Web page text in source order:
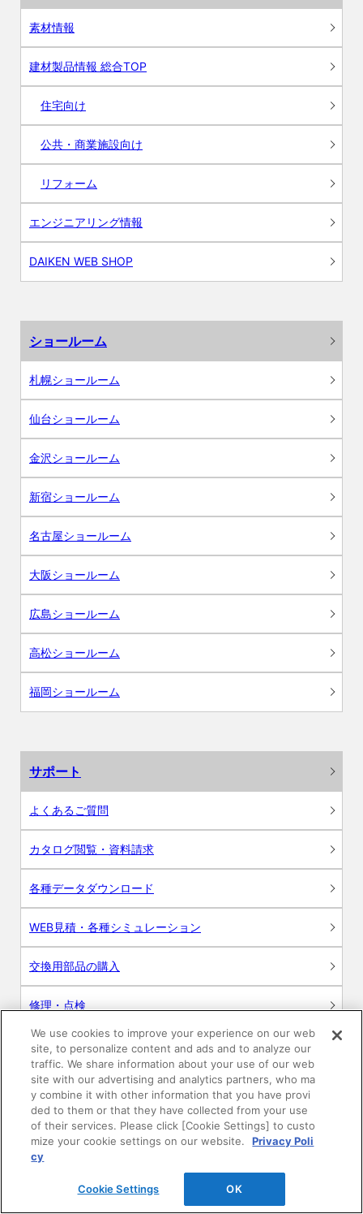
素材情報
建材製品情報 総合TOP
住宅向け
公共・商業施設向け
リフォーム
エンジニアリング情報
DAIKEN WEB SHOP
ショールーム
札幌ショールーム
仙台ショールーム
金沢ショールーム
新宿ショールーム
名古屋ショールーム
大阪ショールーム
広島ショールーム
高松ショールーム
福岡ショールーム
サポート
よくあるご質問
カタログ閲覧・資料請求
各種データダウンロード
WEB見積・各種シミュレーション
交換用部品の購入
修理・点検
お問い合わせ
ログイン
建築・設計関係者様向けサイト
ユーザー登録サービス
WEB見積システム
We use cookies to improve your experience on our web
site, to personalize content and ads and to analyze our
traffic. We share information about your use of our web
site with our advertising and analytics partners, who ma
y combine it with other information that you have provi
ded to them or that they have collected from your use
of their services. Please click [Cookie Settings] to custo
mize your cookie settings on our website.
Privacy Poli
cy
Cookie Settings OK